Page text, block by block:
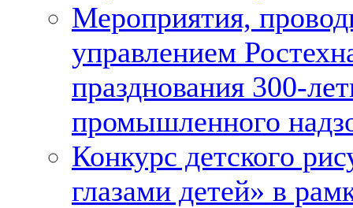
Мероприятия,
управлением
празднования 300-
промышленного
Конкурс детского
глазами детей» в